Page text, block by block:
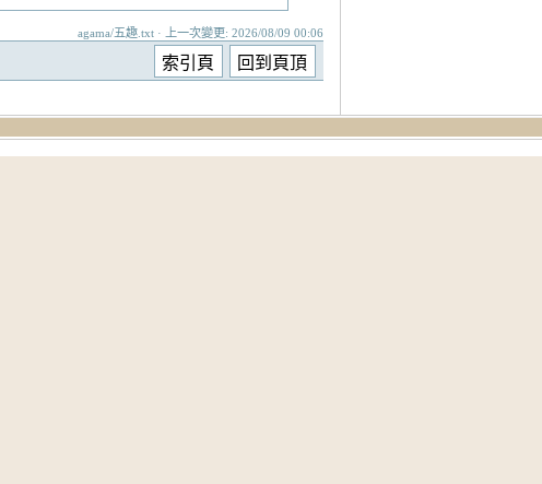
agama/五趣.txt · 上一次變更: 2026/08/09 00:06